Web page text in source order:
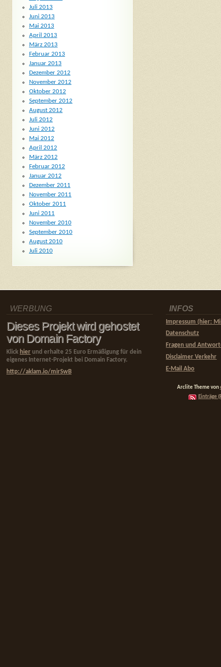
Juli 2013
Juni 2013
Mai 2013
April 2013
März 2013
Februar 2013
Januar 2013
Dezember 2012
November 2012
Oktober 2012
September 2012
August 2012
Juli 2012
Juni 2012
Mai 2012
April 2012
März 2012
Februar 2012
Januar 2012
Dezember 2011
November 2011
Oktober 2011
Juni 2011
November 2010
September 2010
August 2010
Juli 2010
WERBUNG
Dieses Projekt wird gehostet
von Domain Factory
Klick hier und erhalte 25 Euro Ermäßigung für dein
eigenes Internet-Projekt bei Domain Factory.
http://aklam.io/mirSwB
INFOS
Impressum (hier:
Datenschutz
Fragen und
Disclaimer Verkehr
E-Mail Abo
Arclite Theme von
Einträge